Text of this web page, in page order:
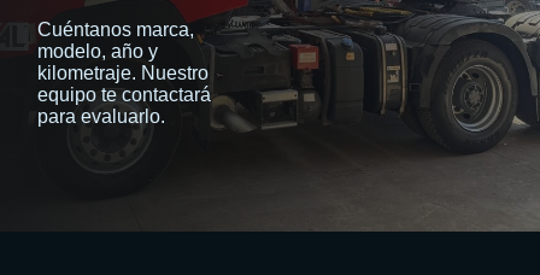
Cuéntanos marca,
modelo, año y
kilometraje. Nuestro
equipo te contactará
para evaluarlo.